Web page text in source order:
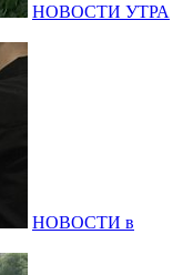
НОВОСТИ УТРА
НОВОСТИ в